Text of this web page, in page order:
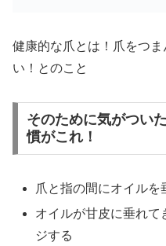
健康的な爪とは！爪をつ
い！とのこと
そのために気がつい
慣がこれ！
爪と指の間にオイルを
オイルが甘皮に垂れて
ジする